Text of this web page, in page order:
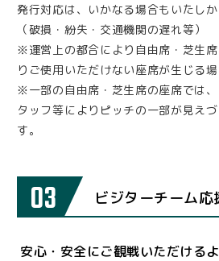
発行対応は、いかなる場合もいたしか
（破損・紛失・交通機関の遅れ等）
※運営上の都合により自由席・芝生
りご使用いただけない座席が生じる場
※一部の自由席・芝生席の座席では
タッフ等によりピッチの一部が見え
す。
03 ビジターチーム応
安心・安全にご観戦いただける